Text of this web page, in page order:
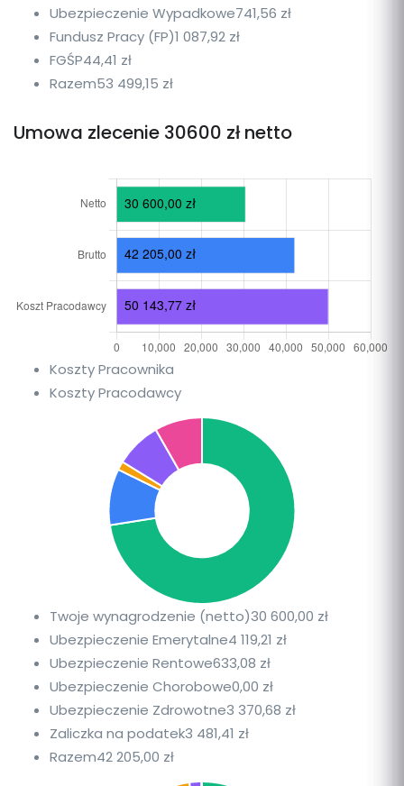
Ubezpieczenie Wypadkowe741,56 zł
Fundusz Pracy (FP)1 087,92 zł
FGŚP44,41 zł
Razem53 499,15 zł
Umowa zlecenie 30600 zł netto
Koszty Pracownika
Koszty Pracodawcy
Twoje wynagrodzenie (netto)30 600,00 zł
Ubezpieczenie Emerytalne4 119,21 zł
Ubezpieczenie Rentowe633,08 zł
Ubezpieczenie Chorobowe0,00 zł
Ubezpieczenie Zdrowotne3 370,68 zł
Zaliczka na podatek3 481,41 zł
Razem42 205,00 zł